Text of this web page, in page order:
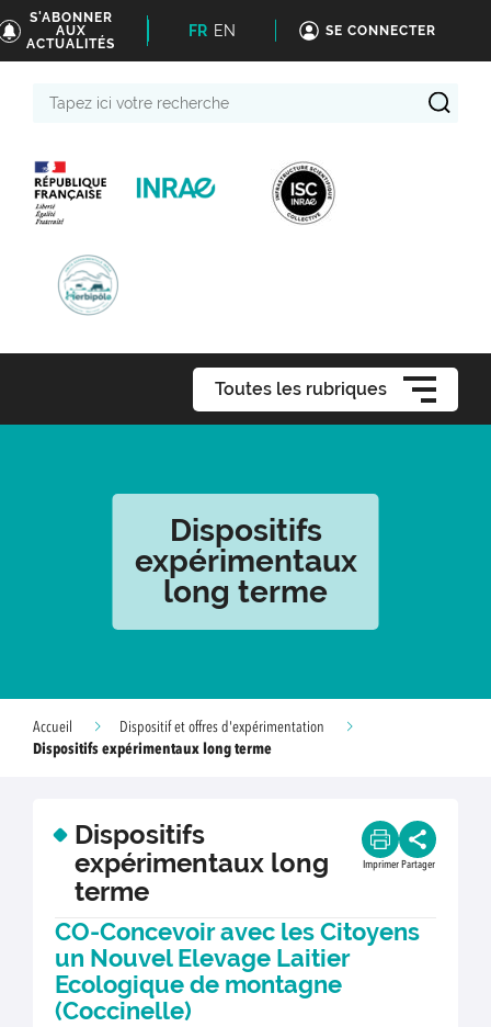
S'ABONNER
AUX
ACTUALITÉS
FR EN SE CONNECTER
Toutes les rubriques
Dispositifs
expérimentaux
long terme
Accueil
Dispositif et offres d'expérimentation
Dispositifs expérimentaux long terme
Dispositifs
expérimentaux long
terme
Imprimer Partager
CO-Concevoir avec les Citoyens
un Nouvel Elevage Laitier
Ecologique de montagne
(Coccinelle)